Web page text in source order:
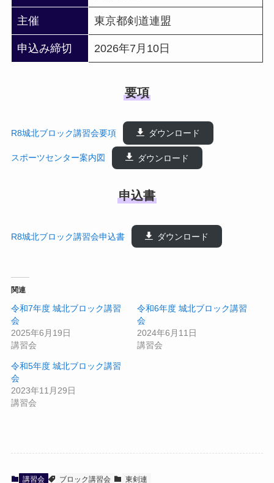
主催 東京都剣道連盟
申込み締切 2026年7月10日
要項
R8城北ブロック講習会要項 ダウンロード
スポーツセンター案内図 ダウンロード
申込書
R8城北ブロック講習会申込書 ダウンロード
関連
令和7年度 城北ブロック講習
会
2025年6月19日
講習会
令和6年度 城北ブロック講習
会
2024年6月11日
講習会
令和5年度 城北ブロック講習
会
2023年11月29日
講習会
講習会 ブロック講習会 東剣連